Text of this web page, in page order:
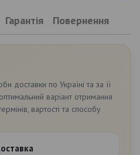
Гарантія Повернення
доставки по Україні та за її
варіант отримання
вартості та способу